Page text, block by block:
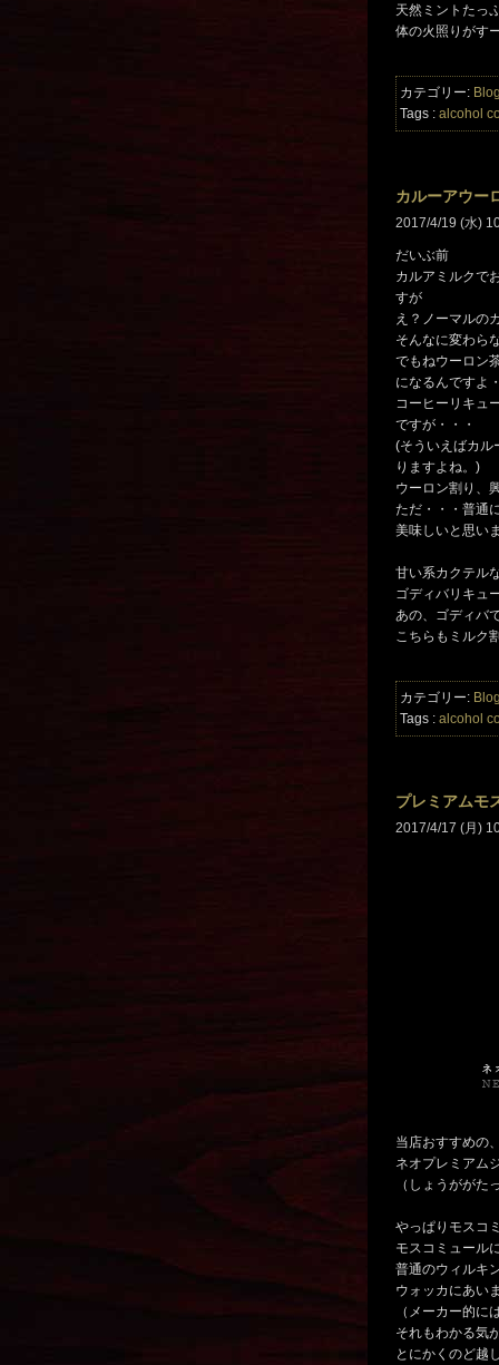
天然ミントたっ
体の火照りがす
カテゴリー:
Tags : alcohol
カルーアウー
2017/4/19 (水)
だいぶ前
カルアミルクで
すが
え？ノーマルの
そんなに変わら
でもねウーロン
になるんですよ
コーヒーリキュ
ですが・・・
(そういえばカル
りますよね。)
ウーロン割り、
ただ・・・普通
美味しいと思い
甘い系カクテル
ゴディバリキュ
あの、ゴディバ
こちらもミルク
カテゴリー:
Tags : alcohol
プレミアムモ
2017/4/17 (月)
当店おすすめの
ネオプレミアム
（しょうががた
やっぱりモスコ
モスコミュール
普通のウィルキ
ウォッカにあい
（メーカー的
それもわかる気
とにかくのど越